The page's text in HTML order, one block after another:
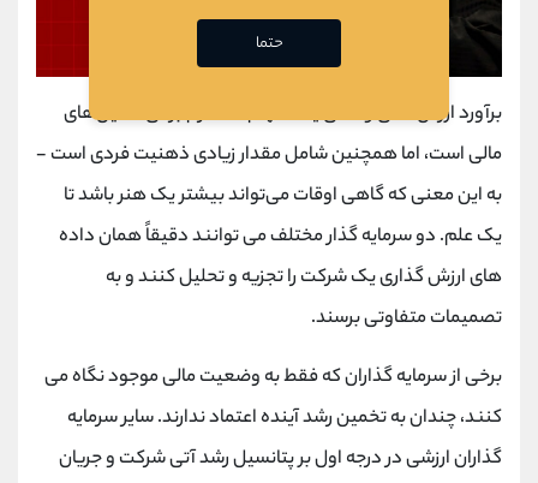
برآورد ارزش ذاتی واقعی یک سهام مستلزم برخی تحلیل‌های
مالی است، اما همچنین شامل مقدار زیادی ذهنیت فردی است -
به این معنی که گاهی اوقات می‌تواند بیشتر یک هنر باشد تا
یک علم. دو سرمایه گذار مختلف می توانند دقیقاً همان داده
های ارزش گذاری یک شرکت را تجزیه و تحلیل کنند و به
تصمیمات متفاوتی برسند.
برخی از سرمایه گذاران که فقط به وضعیت مالی موجود نگاه می
کنند، چندان به تخمین رشد آینده اعتماد ندارند. سایر سرمایه
گذاران ارزشی در درجه اول بر پتانسیل رشد آتی شرکت و جریان
حتما